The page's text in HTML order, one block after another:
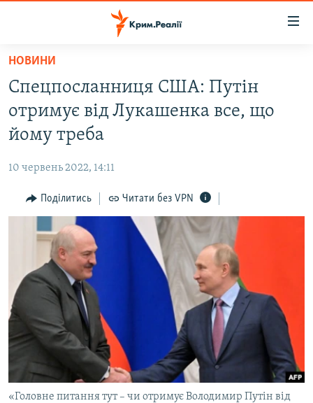
Перейти
основного
матеріалу
Перейти
до
основної
навігації
Перейти
до
пошуку
ВОДА.КРИМ
ВІДЕО ТА ФОТО
БЛОГИ
ПОГЛЯД
ІНТЕРВ'Ю
ВСЕ ЗА ДЕНЬ
СПЕЦПРОЕКТИ
ДЕПОРТАЦІЯ
ВІДЕОУРОКИ «ELIFBE»
СВІДЧЕННЯ ОКУПАЦІЇ
УКРАЇНСЬКА ПРОБЛЕМА КРИМУ
ЯК ОБІЙТИ БЛОКУВАННЯ
Русский
Qırımtatar
ДОЛУЧАЙСЯ!
НОВИНИ
Спецпосланниця США: Путін
отримує від Лукашенка все, що
йому треба
10 червень 2022, 14:11
Поділитись Читати без VPN
«Головне питання тут – чи отримує Володимир Путін від